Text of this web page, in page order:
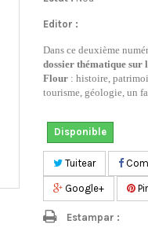
Editor :
Dans ce deuxième
dossier thématique sur
Flour : histoire,
tourisme, géologie, un
Disponible
Tuitear
Google+
Estampar :